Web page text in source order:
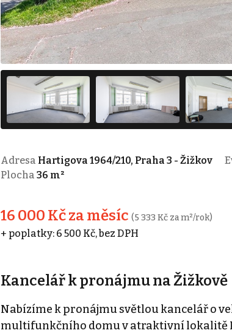
Adresa Hartigova 1964/210, Praha 3 - Žižkov
Plocha 36 m²
16 000 Kč za měsíc (5 333 Kč za m²/rok)
+ poplatky: 6 500 Kč, bez DPH
Kancelář k pronájmu na Žižkově
Nabízíme k pronájmu světlou kancelář o
multifunkčního domu v atraktivní lokalitě